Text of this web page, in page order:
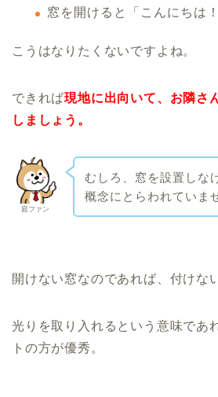
窓を開けると「こんにちは！
こうはなりたくないですよね。
できれば現地に出向いて、お隣さ
しましょう。
庭ファン
むしろ、窓を設置しな
概念にとらわれていま
開けない窓なのであれば、付けな
光りを取り入れるという意味であ
トの方が優秀。